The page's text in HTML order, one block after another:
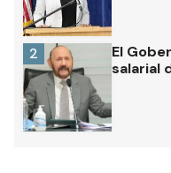
El
salarial
2